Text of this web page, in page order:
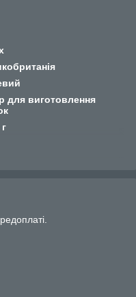
для виготовлення